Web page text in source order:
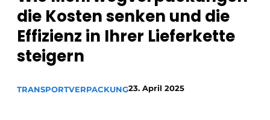
die Kosten senken und die
Effizienz in Ihrer Lieferkette
steigern
TRANSPORTVERPACKUNG23. April 2025